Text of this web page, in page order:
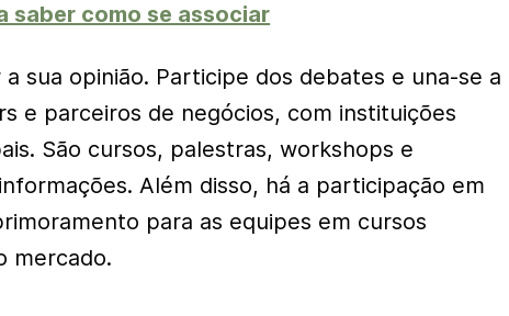
saber como se associar
sua opinião. Participe dos debates e una-se a
e parceiros de negócios, com instituições
São cursos, palestras, workshops e
Além disso, há a participação em
para as equipes em cursos
mercado.